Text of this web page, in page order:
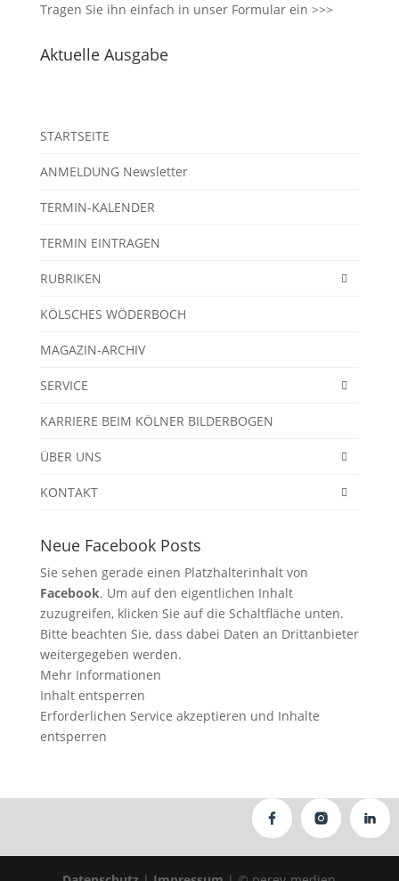
Tragen Sie ihn einfach in unser Formular ein >>>
Aktuelle Ausgabe
STARTSEITE
ANMELDUNG Newsletter
TERMIN-KALENDER
TERMIN EINTRAGEN
RUBRIKEN
KÖLSCHES WÖDERBOCH
MAGAZIN-ARCHIV
SERVICE
KARRIERE BEIM KÖLNER BILDERBOGEN
ÜBER UNS
KONTAKT
Neue Facebook Posts
Sie sehen gerade einen Platzhalterinhalt von
Facebook. Um auf den eigentlichen Inhalt
zuzugreifen, klicken Sie auf die Schaltfläche unten.
Bitte beachten Sie, dass dabei Daten an Drittanbieter
weitergegeben werden.
Mehr Informationen
Inhalt entsperren
Erforderlichen Service akzeptieren und Inhalte
entsperren